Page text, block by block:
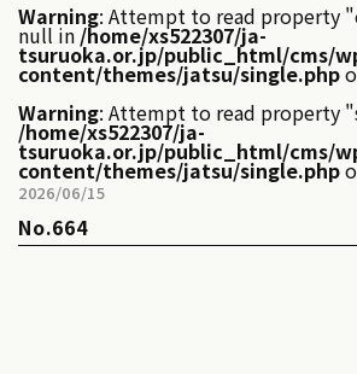
Warning: Attempt to read property
null in /home/xs522307/ja-
tsuruoka.or.jp/public_html/cms/
content/themes/jatsu/single.php
Warning: Attempt to read property
/home/xs522307/ja-
tsuruoka.or.jp/public_html/cms/
content/themes/jatsu/single.php
2026/06/15
No.664